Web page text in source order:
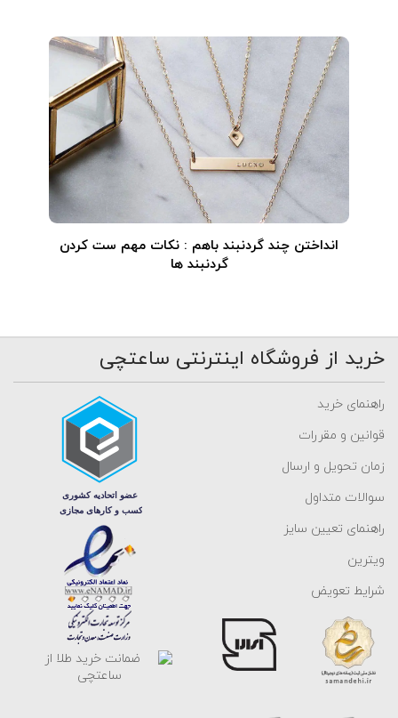
انداختن چند گردنبند باهم : نکات مهم ست کردن
گردنبند ها
خرید از فروشگاه اینترنتی ساعتچی
راهنمای خرید
قوانین و مقررات
زمان تحویل و ارسال
سوالات متداول
راهنمای تعیین سایز
ویترین
شرایط تعویض